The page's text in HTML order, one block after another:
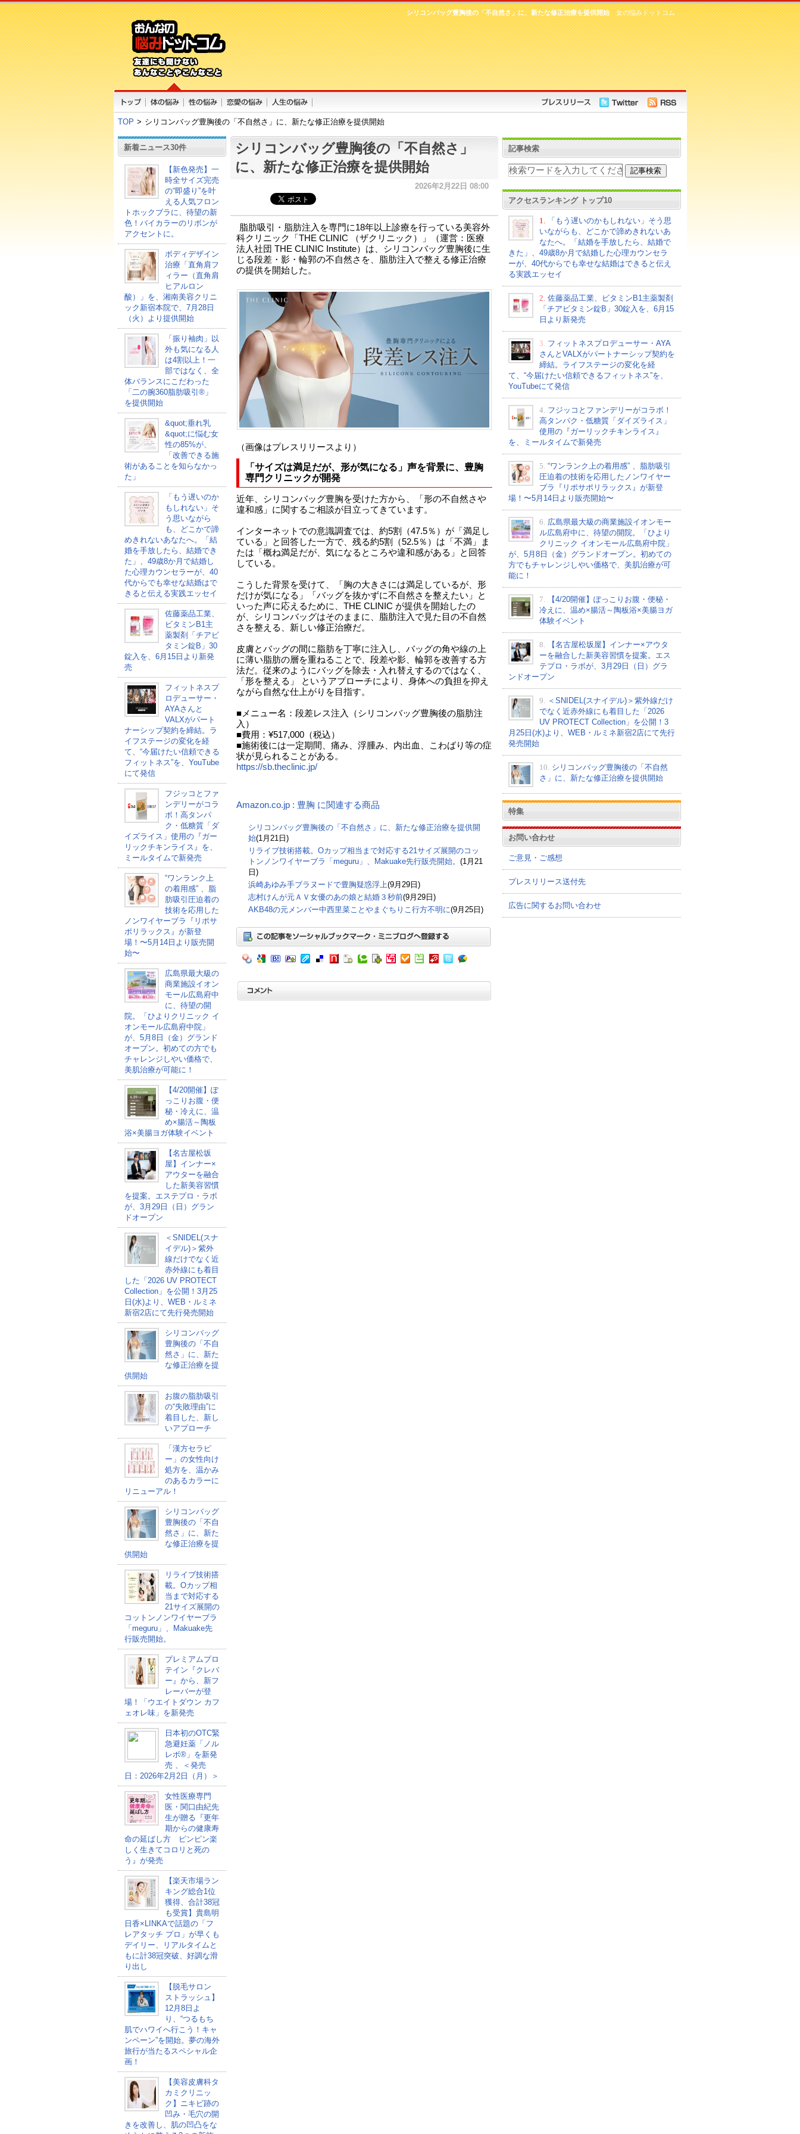
女の悩みドットコム
シリコンバッグ豊胸後の「不自然さ」に、新たな修正治療を提供開始
TOP > シリコンバッグ豊胸後の「不自然さ」に、新たな修正治療を提供開始
新着ニュース30件
【新色発売】一
時全サイズ完売
の“即盛り”を叶
える人気フロン
トホックブラに、待望の新
色！バイカラーのリボンが
アクセントに。
ボディデザイン
治療「直角肩フ
ィラー（直角肩
ヒアルロン
酸）」を、湘南美容クリニ
ック新宿本院で、7月28日
（火）より提供開始
「振り袖肉」以
外も気になる人
は4割以上！一
部ではなく、全
体バランスにこだわった
「二の腕360脂肪吸引®」
を提供開始
&quot;垂れ乳
&quot;に悩む女
性の85%が、
「改善できる施
術があることを知らなかっ
た」
「もう遅いのか
もしれない」そ
う思いながら
も、どこかで諦
めきれないあなたへ。「結
婚を手放したら、結婚でき
た」、49歳8か月で結婚し
た心理カウンセラーが、40
代からでも幸せな結婚はで
きると伝える実践エッセイ
佐藤薬品工業、
ビタミンB1主
薬製剤「チアビ
タミン錠B」30
錠入を、6月15日より新発
売
フィットネスプ
ロデューサー・
AYAさんと
VALXがパート
ナーシップ契約を締結。ラ
イフステージの変化を経
て、“今届けたい信頼できる
フィットネス”を、YouTube
にて発信
フジッコとファ
ンデリーがコラ
ボ！高タンパ
ク・低糖質「ダ
イズライス」使用の『ガー
リックチキンライス』を、
ミールタイムで新発売
“ワンランク上
の着用感” 、脂
肪吸引圧迫着の
技術を応用した
ノンワイヤーブラ『リポサ
ポリラックス』が新登
場！〜5月14日より販売開
始〜
広島県最大級の
商業施設イオン
モール広島府中
に、待望の開
院。「ひよりクリニック イ
オンモール広島府中院」
が、5月8日（金）グランド
オープン。初めての方でも
チャレンジしやい価格で、
美肌治療が可能に！
【4/20開催】ぽ
っこりお腹・便
秘・冷えに、温
め×腸活～陶板
浴×美腸ヨガ体験イベント
【名古屋松坂
屋】インナー×
アウターを融合
した新美容習慣
を提案。エステプロ・ラボ
が、3月29日（日）グラン
ドオープン
＜SNIDEL(スナ
イデル)＞紫外
線だけでなく近
赤外線にも着目
した「2026 UV PROTECT
Collection」を公開！3月25
日(水)より、WEB・ルミネ
新宿2店にて先行発売開始
シリコンバッグ
豊胸後の「不自
然さ」に、新た
な修正治療を提
供開始
お腹の脂肪吸引
の“失敗理由”に
着目した、新し
いアプローチ
「漢方セラピ
ー」の女性向け
処方を、温かみ
のあるカラーに
リニューアル！
シリコンバッグ
豊胸後の「不自
然さ」に、新た
な修正治療を提
供開始
リライブ技術搭
載。Oカップ相
当まで対応する
21サイズ展開の
コットンノンワイヤーブラ
「meguru」、Makuake先
行販売開始。
プレミアムプロ
テイン『クレバ
ー』から、新フ
レーバーが登
場！「ウエイトダウン カフ
ェオレ味」を新発売
日本初のOTC緊
急避妊薬「ノル
レボ®」を新発
売 、＜発売
日：2026年2月2日（月）＞
女性医療専門
医・関口由紀先
生が贈る『更年
期からの健康寿
命の延ばし方 ピンピン楽
しく生きてコロリと死の
う』が発売
【楽天市場ラン
キング総合1位
獲得、合計38冠
も受賞】貴島明
日香×LINKAで話題の「フ
レアタッチ プロ」が早くも
デイリー、リアルタイムと
もに計38冠突破、好調な滑
り出し
【脱毛サロン
ストラッシュ】
12月8日よ
り、“つるもち
肌でハワイへ行こう！キャ
ンペーン”を開始。夢の海外
旅行が当たるスペシャル企
画！
【美容皮膚科タ
カミクリニッ
ク】ニキビ跡の
凹み・毛穴の開
きを改善し、肌の凹凸をな
シリコンバッグ豊胸後の「不自然さ」
に、新たな修正治療を提供開始
2026年2月22日 08:00
脂肪吸引・脂肪注入を専門に18年以上診療を行っている美容外
科クリニック「THE CLINIC （ザクリニック）」（運営：医療
法人社団 THE CLINIC Institute）は、シリコンバッグ豊胸後に生
じる段差・影・輪郭の不自然さを、脂肪注入で整える修正治療
の提供を開始した。
（画像はプレスリリースより）
「サイズは満足だが、形が気になる」声を背景に、豊胸
専門クリニックが開発
近年、シリコンバッグ豊胸を受けた方から、「形の不自然さや
違和感」に関するご相談が目立ってきています。
インターネットでの意識調査では、約5割（47.5％）が「満足し
ている」と回答した一方で、残る約5割（52.5％）は「不満」ま
たは「概ね満足だが、気になるところや違和感がある」と回答
している。
こうした背景を受けて、「胸の大きさには満足しているが、形
だけが気になる」「バッグを抜かずに不自然さを整えたい」と
いった声に応えるために、THE CLINIC が提供を開始したの
が、シリコンバッグはそのままに、脂肪注入で見た目の不自然
さを整える、新しい修正治療だ。
皮膚とバッグの間に脂肪を丁寧に注入し、バッグの角や線の上
に薄い脂肪の層を重ねることで、段差や影、輪郭を改善する方
法だ。従来のようにバッグを除去・入れ替えするのではなく、
「形を整える」 というアプローチにより、身体への負担を抑え
ながら自然な仕上がりを目指す。
■メニュー名：段差レス注入（シリコンバッグ豊胸後の脂肪注
入）
■費用：¥517,000（税込）
■施術後には一定期間、痛み、浮腫み、内出血、こわばり等の症
状が見られることがある。
https://sb.theclinic.jp/
Amazon.co.jp : 豊胸 に関連する商品
シリコンバッグ豊胸後の「不自然さ」に、新たな修正治療を提供開
始(1月21日)
リライブ技術搭載。Oカップ相当まで対応する21サイズ展開のコッ
トンノンワイヤーブラ「meguru」、Makuake先行販売開始。 (1月21
日)
浜崎あゆみ手ブラヌードで豊胸疑惑浮上(9月29日)
志村けんが元ＡＶ女優のあの娘と結婚３秒前(9月29日)
AKB48の元メンバー中西里菜ことやまぐちりこ行方不明に(9月25日)
記事検索
アクセスランキング トップ10
1.
「もう遅いのかもしれない」そう思
いながらも、どこかで諦めきれないあ
なたへ。「結婚を手放したら、結婚で
きた」、49歳8か月で結婚した心理カウンセラ
ーが、40代からでも幸せな結婚はできると伝え
る実践エッセイ
2. 佐藤薬品工業、ビタミンB1主薬製剤
「チアビタミン錠B」30錠入を、6月15
日より新発売
3. フィットネスプロデューサー・AYA
さんとVALXがパートナーシップ契約を
締結。ライフステージの変化を経
て、“今届けたい信頼できるフィットネス”を、
YouTubeにて発信
4. フジッコとファンデリーがコラボ！
高タンパク・低糖質「ダイズライス」
使用の『ガーリックチキンライス』
を、ミールタイムで新発売
5. “ワンランク上の着用感” 、脂肪吸引
圧迫着の技術を応用したノンワイヤー
ブラ『リポサポリラックス』が新登
場！〜5月14日より販売開始〜
6. 広島県最大級の商業施設イオンモー
ル広島府中に、待望の開院。「ひより
クリニック イオンモール広島府中院」
が、5月8日（金）グランドオープン。初めての
方でもチャレンジしやい価格で、美肌治療が可
能に！
7.
【4/20開催】ぽっこりお腹・便秘・
冷えに、温め×腸活～陶板浴×美腸ヨガ
体験イベント
8.
【名古屋松坂屋】インナー×アウタ
ーを融合した新美容習慣を提案。エス
テプロ・ラボが、3月29日（日）グラ
ンドオープン
9.
＜SNIDEL(スナイデル)＞紫外線だけ
でなく近赤外線にも着目した「2026
UV PROTECT Collection」を公開！3
月25日(水)より、WEB・ルミネ新宿2店にて先行
発売開始
10. シリコンバッグ豊胸後の「不自然
さ」に、新たな修正治療を提供開始
特集
お問い合わせ
ご意見・ご感想
プレスリリース送付先
広告に関するお問い合わせ